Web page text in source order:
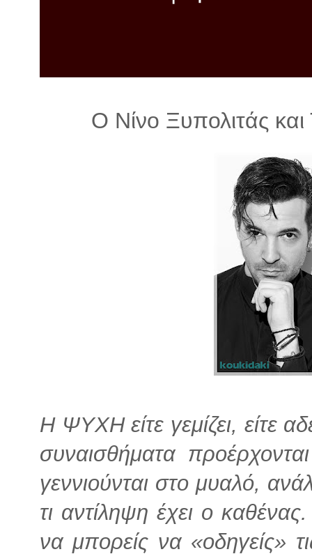
Ο Νίνο Ξυπολιτάς
Η ΨΥΧΗ είτε γεμίζει, είτε
συναισθήματα
γεννιούνται στο μυαλό,
τι αντίληψη έχει ο
να μπορείς να «οδηγείς»